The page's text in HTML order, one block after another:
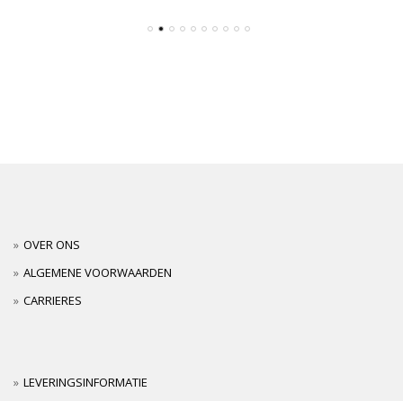
OVER ONS
ALGEMENE VOORWAARDEN
CARRIERES
LEVERINGSINFORMATIE